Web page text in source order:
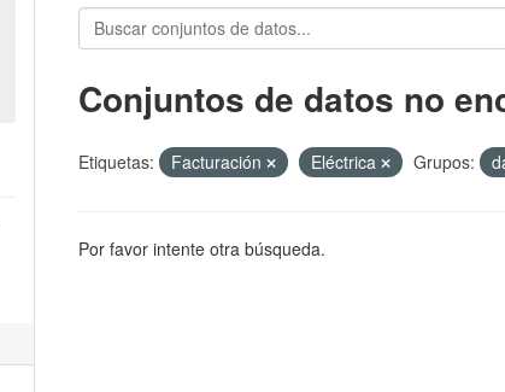
Conjuntos de datos no
Etiquetas: Facturación Eléctrica Grupos:
Por favor intente otra búsqueda.